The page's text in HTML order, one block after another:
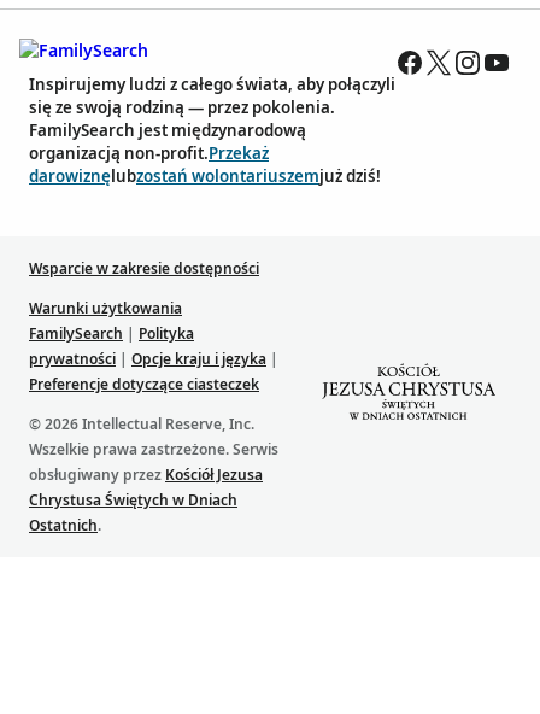
Inspirujemy ludzi z całego świata, aby połączyli
się ze swoją rodziną — przez pokolenia.
FamilySearch jest międzynarodową
organizacją non-profit.Przekaż
darowiznęlubzostań wolontariuszemjuż dziś!
Wsparcie w zakresie dostępności
Warunki użytkowania
FamilySearch | Polityka
prywatności | Opcje kraju i języka |
Preferencje dotyczące ciasteczek
© 2026 Intellectual Reserve, Inc.
Wszelkie prawa zastrzeżone. Serwis
obsługiwany przez Kościół Jezusa
Chrystusa Świętych w Dniach
Ostatnich.